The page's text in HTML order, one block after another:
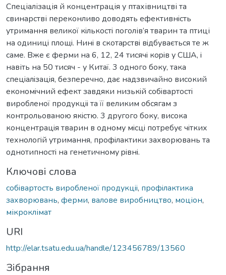
Спеціалізація й концентрація у птахівництві та
свинарстві переконливо доводять ефективнiсть
утримання великої кiлькостi поголів’я тварин та птиці
на одиницi площi. Нинi в cкoтapcтвi вiдбувається те ж
саме. Вже є ферми на 6, 12, 24 тисячi коpiв у США, i
навіть на 50 тисяч - у Китaї. 3 одного боку, така
спецiалiзацiя, безперечно, дaє надзвичайно високий
економiчний ефект завдяки низькiй собiвартостi
виробленої продукцii та її великим обсягам з
контрольованою якiстю. 3 другого боку, висока
концентрацiя тварин в одному мicцi потребує чiтких
технологiй утримання, профiлактики захворювань та
однотипностi на генетичному piвнi.
Ключові слова
собiвартость виробленої продукцii, профiлактика
захворювань, ферми, валове виробництво, моціон,
мікроклімат
URI
http://elar.tsatu.edu.ua/handle/123456789/13560
Зібрання